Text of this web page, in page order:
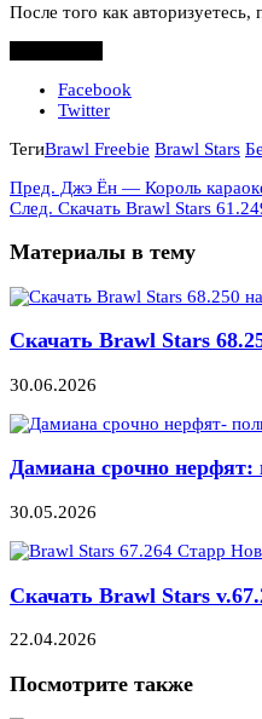
После того как
Facebook
Twitter
ТегиBrawl Freebie Brawl Stars
Пред. Джэ Ён — Король
След. Скачать Brawl Stars
Материалы в тему
Скачать Brawl Stars
30.06.2026
Дамиана срочно нерфят:
30.05.2026
Скачать Brawl Stars
22.04.2026
Посмотрите также